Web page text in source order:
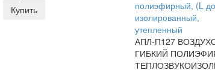
Купить
полиэфирный, (L
изолированный,
утепленный
АПЛ-П127
ГИБКИЙ